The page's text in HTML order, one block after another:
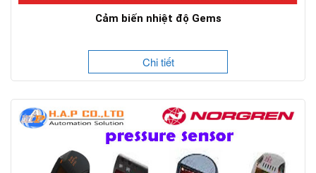
Cảm biến nhiệt độ Gems
Chi tiết